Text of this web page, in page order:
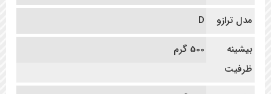
مدل ترازو
D
بیشینه
ظرفیت
500 گرم